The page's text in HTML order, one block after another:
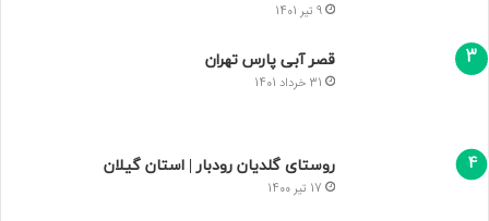
9 تیر 1401
قصر آبی پارس تهران
31 خرداد 1401
روستای گلدیان رودبار | استان گیلان
17 تیر 1400